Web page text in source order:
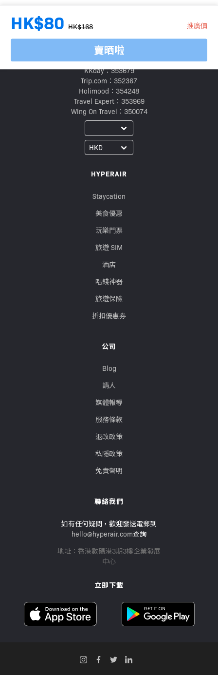
HK$80 HK$168 推廣價
賣晒啦
旅行代理商牌照號碼：
Klook：354005
KKday：353679
Trip.com：352367
Holimood：354248
Travel Expert：353969
Wing On Travel：350074
HYPERAIR
Staycation
美食優惠
玩樂門票
旅遊 SIM
酒店
唱錢神器
旅遊保險
折扣優惠券
公司
Blog
請人
媒體報導
服務條款
退改政策
私隱政策
免責聲明
聯絡我們
如有任何疑問，歡迎發送電郵到
hello@hyperair.com查詢
地址：香港數碼港3期3樓企業發展
中心
立即下載